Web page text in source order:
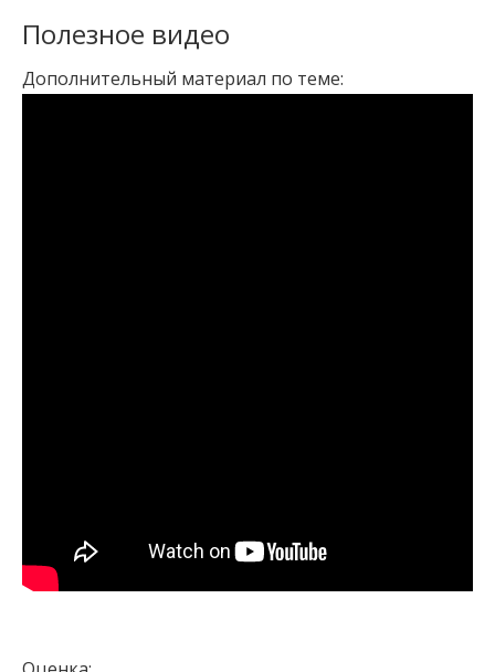
Полезное видео
Дополнительный материал по теме: